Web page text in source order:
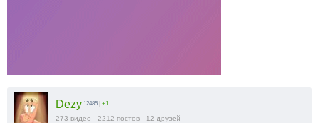
Dezy 12485 | +1
273 видео 2212 постов 12 друзей